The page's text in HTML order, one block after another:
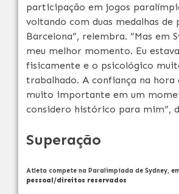
participação em jogos
voltando com duas medalhas de
Barcelona”, relembra. “Mas em
meu melhor momento. Eu
fisicamente e o psicológico
trabalhado. A confiança na
muito importante em um
considero histórico para mim”,
Superação
Atleta compete na Paralimpíada de Sydney,
pessoal/direitos reservados